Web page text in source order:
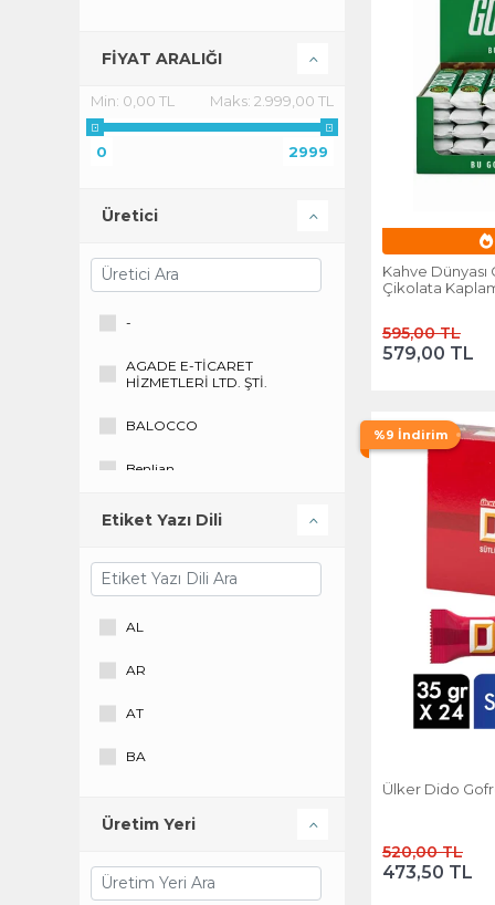
Kahve Dünyası
Çikolata
595,00 TL
579,00 TL
%9 İndirim
Ülker Dido
520,00 TL
473,50 TL
Eti
Hanuta
Kinder
Lark
Loacker
Lorenz
Nefis
Torku
FİYAT ARALIĞI
Min: 0,00 TL Maks: 2.999,00 TL
0 2999
Üretici
-
AGADE E-TİCARET
HİZMETLERİ LTD. ŞTİ.
BALOCCO
Benlian
Çizmeci Time
Eti Gıda Sanayi
Mondelez
Oddıe
Etiket Yazı Dili
AL
AR
AT
BA
BIH
Üretim Yeri